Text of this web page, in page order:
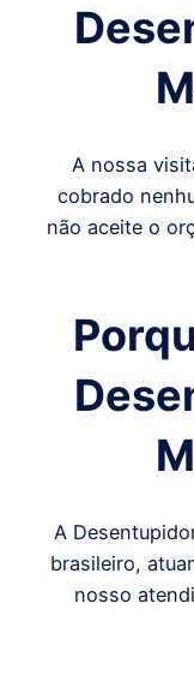
A nossa
cobrado
não aceite o
A
brasileiro,
nosso